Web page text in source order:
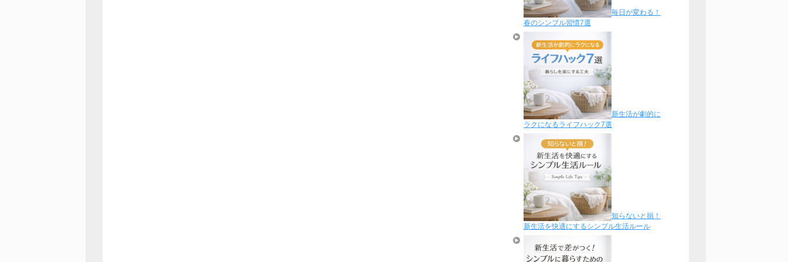
毎日が変わる！
春のシンプル習慣7選
新生活が劇的に
ラクになるライフハック7選
知らないと損！
新生活を快適にするシンプル生活ルール